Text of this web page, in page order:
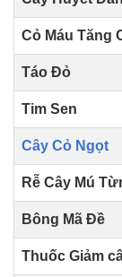
Cỏ Máu Tăng
Táo Đỏ
Tim Sen
Cây Cỏ Ngọt
Rễ Cây Mú
Bông Mã Đề
Thuốc Giảm